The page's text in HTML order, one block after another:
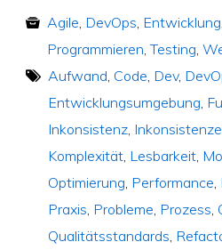
Agile, DevOps, Entwicklung
Programmieren,Testing,
Aufwand, Code, Dev,
Entwicklungsumgebung,
Inkonsistenz,
Komplexität, Lesbarkeit,
Optimierung, Performance,
Praxis, Probleme, Prozess,
Qualitätsstandards,